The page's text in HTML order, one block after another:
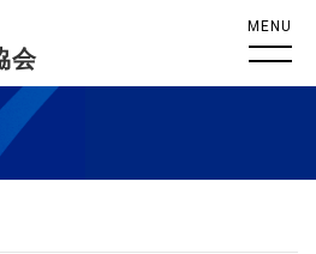
会
MENU